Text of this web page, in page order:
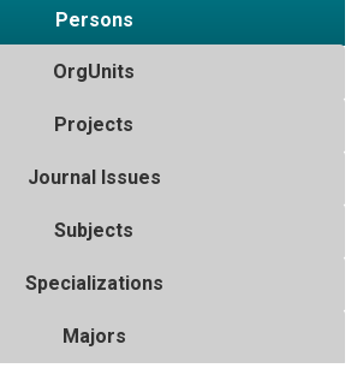
Persons
OrgUnits
Projects
Journal Issues
Subjects
Specializations
Majors